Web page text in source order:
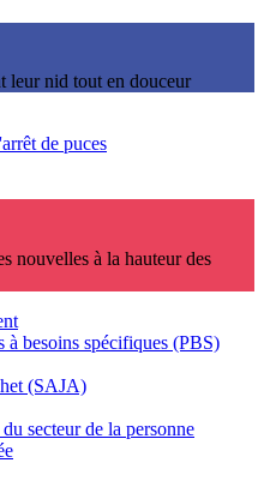
leur nid tout en douceur
de puces
nouvelles à la hauteur des
à besoins spécifiques (PBS)
(SAJA)
secteur de la personne